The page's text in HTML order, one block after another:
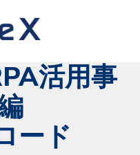
活用事
ード